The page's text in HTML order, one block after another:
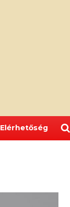
Elérhetőség